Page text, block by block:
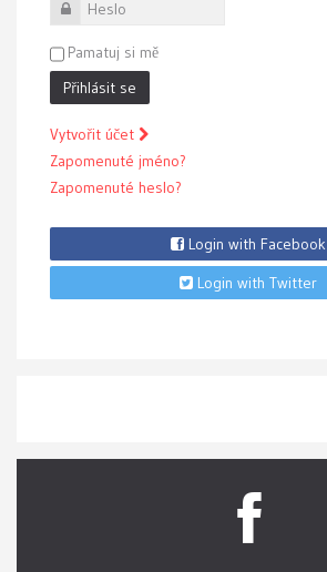
Heslo
Pamatuj si mě
Přihlásit se
Vytvořit účet
Zapomenuté jméno?
Zapomenuté heslo?
Login with Facebook
Login with Twitter